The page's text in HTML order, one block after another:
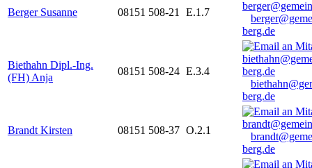
Berger Susanne 08151 508-21 E.1.7
berg.de
Biethahn Dipl.-Ing.
(FH) Anja
08151 508-24 E.3.4
berg.de
Brandt Kirsten 08151 508-37 O.2.1
berg.de